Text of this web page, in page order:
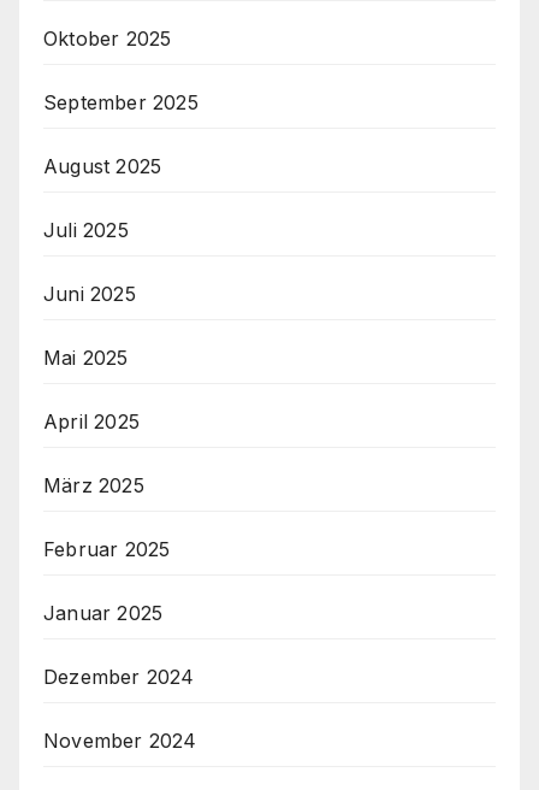
Oktober 2025
September 2025
August 2025
Juli 2025
Juni 2025
Mai 2025
April 2025
März 2025
Februar 2025
Januar 2025
Dezember 2024
November 2024